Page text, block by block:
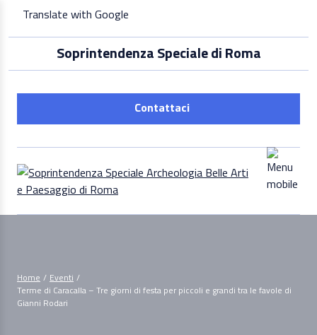
content
Translate with Google
Soprintendenza Speciale di Roma
Contattaci
Home / Eventi /
Terme di Caracalla – Tre giorni di festa per piccoli e grandi tra le favole di
Gianni Rodari